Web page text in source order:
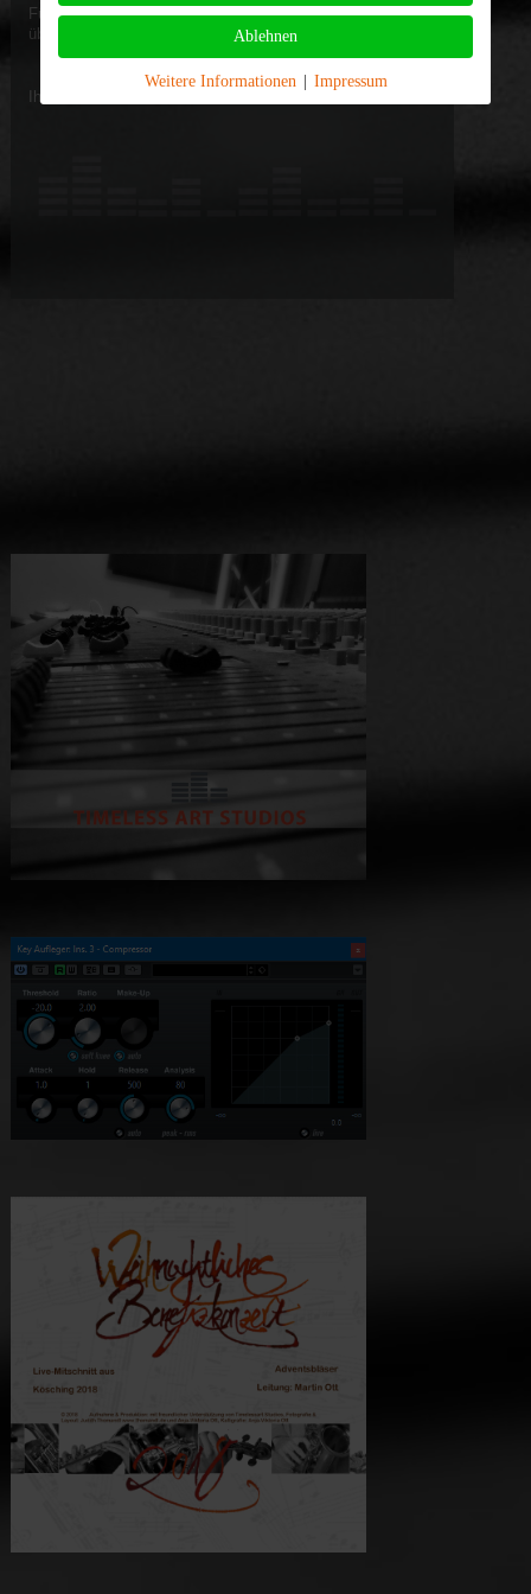
Für Preisinformationen stellen sie uns einfach eine Anfrage
über das Kontaktformular, oder rufen Sie uns kurz an.
Ihr
Ablehnen
Weitere Informationen Impressum